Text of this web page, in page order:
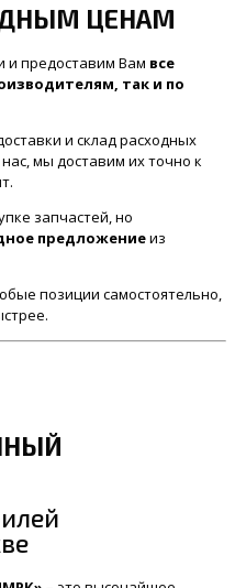
ЦЕНАМ
предоставим Вам все
так и по
и склад расходных
мы доставим их точно к
запчастей, но
предложениеиз
позиции самостоятельно,